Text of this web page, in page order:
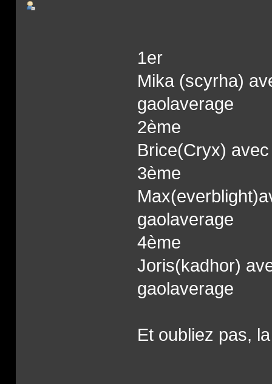
1er
Mika (scyrha)
gaolaverage
2ème
Brice(Cryx)
3ème
gaolaverage
4ème
Joris(kadhor)
gaolaverage
Et oubliez pas,